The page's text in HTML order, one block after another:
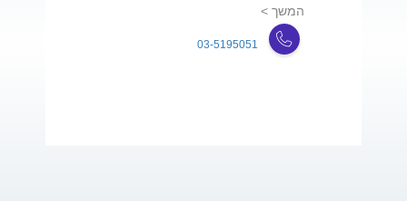
המשך >
03-5195051